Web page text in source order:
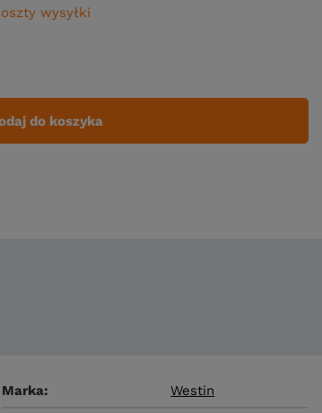
wysyłki
do koszyka
Marka Westin